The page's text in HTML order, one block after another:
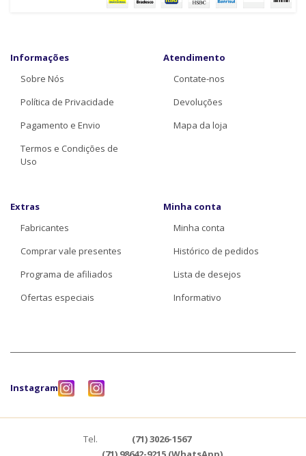
Informações
Sobre Nós
Política de Privacidade
Pagamento e Envio
Termos e Condições de
Uso
Atendimento
Contate-nos
Devoluções
Mapa da loja
Extras
Fabricantes
Comprar vale presentes
Programa de afiliados
Ofertas especiais
Minha conta
Minha conta
Histórico de pedidos
Lista de desejos
Informativo
Instagram
Tel.
(71) 3026-1567